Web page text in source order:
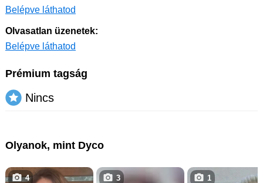
Belépve láthatod
Olvasatlan üzenetek:
Belépve láthatod
Prémium tagság
Nincs
Olyanok, mint Dyco
4 3 1